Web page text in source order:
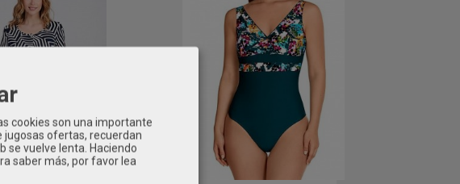
cookies son una importante
jugosas ofertas, recuerdan
se vuelve lenta. Haciendo
saber más, por favor lea